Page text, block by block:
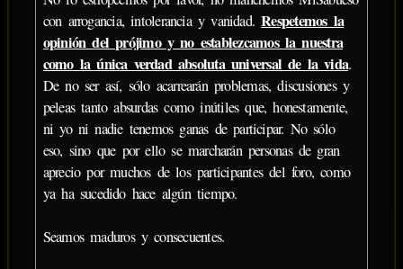
con arrogancia, intolerancia y vanidad.Respetemos la
opinión del prójimo y no establezcamos la nuestra
como la única verdad absoluta universal de la vida.
De no ser así, sólo acarrearán problemas, discusiones y
peleas tanto absurdas como inútiles que, honestamente,
ni yo ni nadie tenemos ganas de participar. No sólo
eso, sino que por ello se marcharán personas de gran
aprecio por muchos de los participantes del foro, como
ya ha sucedido hace algún tiempo.
Seamos maduros y consecuentes.